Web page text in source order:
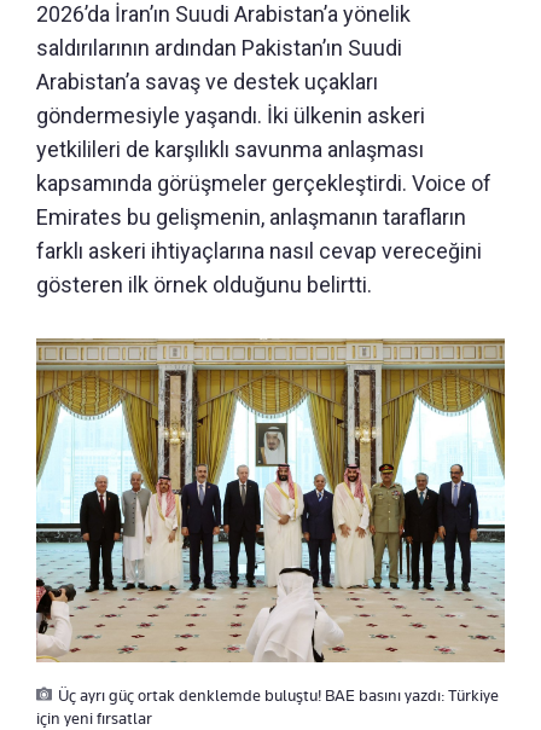
2026’da İran’ın Suudi Arabistan’a yönelik
saldırılarının ardından Pakistan’ın Suudi
Arabistan’a savaş ve destek uçakları
göndermesiyle yaşandı. İki ülkenin askeri
yetkilileri de karşılıklı savunma anlaşması
kapsamında görüşmeler gerçekleştirdi. Voice of
Emirates bu gelişmenin, anlaşmanın tarafların
farklı askeri ihtiyaçlarına nasıl cevap vereceğini
gösteren ilk örnek olduğunu belirtti.
Üç ayrı güç ortak denklemde buluştu! BAE basını yazdı: Türkiye
için yeni fırsatlar